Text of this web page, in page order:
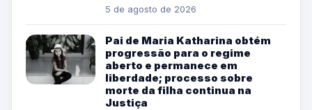
5 de agosto de 2026
Pai de Maria Katharina obtém
progressão para o regime
aberto e permanece em
liberdade; processo sobre
morte da filha continua na
Justiça